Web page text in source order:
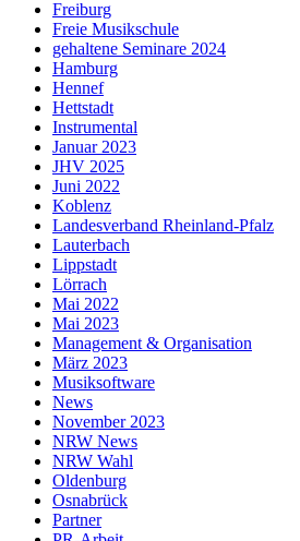
Freiburg
Freie Musikschule
gehaltene Seminare 2024
Hamburg
Hennef
Hettstadt
Instrumental
Januar 2023
JHV 2025
Juni 2022
Koblenz
Landesverband Rheinland-Pfalz
Lauterbach
Lippstadt
Lörrach
Mai 2022
Mai 2023
Management & Organisation
März 2023
Musiksoftware
News
November 2023
NRW News
NRW Wahl
Oldenburg
Osnabrück
Partner